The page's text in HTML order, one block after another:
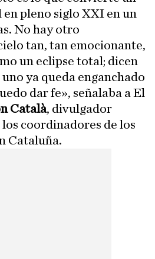
pleno siglo XXI en un
No hay otro
tan, tan emocionante,
un eclipse total; dicen
ya queda enganchado
dar fe», señalaba a El
Català, divulgador
coordinadores de los
Cataluña.